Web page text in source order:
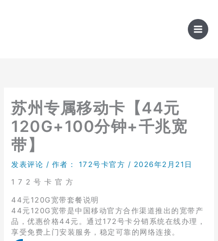
苏州专属移动卡【44元
120G+100分钟+千兆宽
带】
发表评论 / 作者： 172号卡官方 / 2026年2月21日
1 7 2 号 卡 官 方
44元120G宽带套餐说明
44元120G宽带是中国移动官方合作渠道推出的宽带产
品，优惠价格44元。通过172号卡分销系统在线办理，
享受免费上门安装服务，稳定可靠的网络连接。